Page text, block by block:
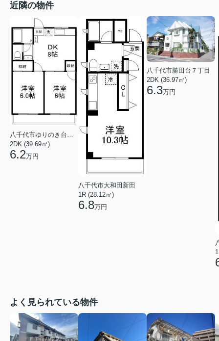
近隣の物件
2DK (39.69㎡)
6.2万円
八千代市大和田新田
1R (28.12㎡)
6.8万円
八千代市勝田台７丁目
2DK (36.97㎡)
6.3万円
よく見られている物件